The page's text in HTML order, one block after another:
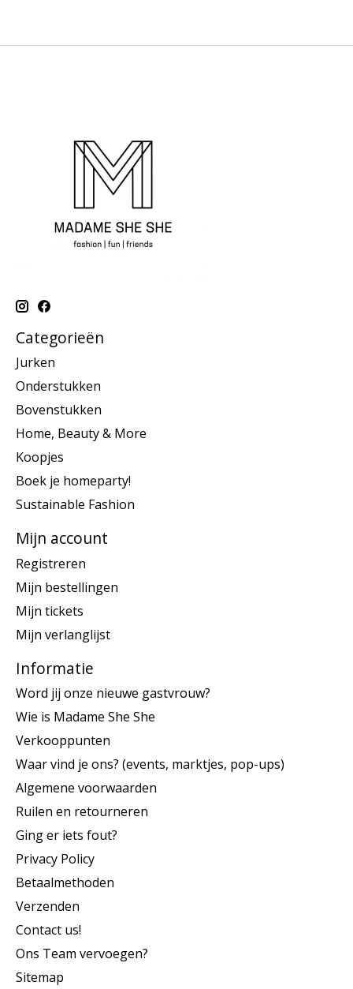
Categorieën
Jurken
Onderstukken
Bovenstukken
Home, Beauty & More
Koopjes
Boek je homeparty!
Sustainable Fashion
Mijn account
Registreren
Mijn bestellingen
Mijn tickets
Mijn verlanglijst
Informatie
Word jij onze nieuwe gastvrouw?
Wie is Madame She She
Verkooppunten
Waar vind je ons? (events, marktjes, pop-ups)
Algemene voorwaarden
Ruilen en retourneren
Ging er iets fout?
Privacy Policy
Betaalmethoden
Verzenden
Contact us!
Ons Team vervoegen?
Sitemap